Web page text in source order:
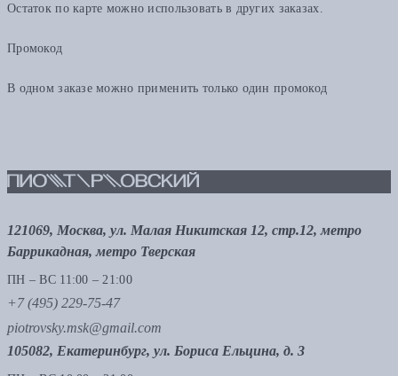
Остаток по карте можно использовать в других заказах.
Промокод
В одном заказе можно применить только один промокод
121069, Москва, ул. Малая Никитская 12, стр.12, метро
Баррикадная, метро Тверская
ПН – ВС 11:00 – 21:00
+7 (495) 229-75-47
piotrovsky.msk@gmail.com
105082, Екатеринбург, ул. Бориса Ельцина, д. 3